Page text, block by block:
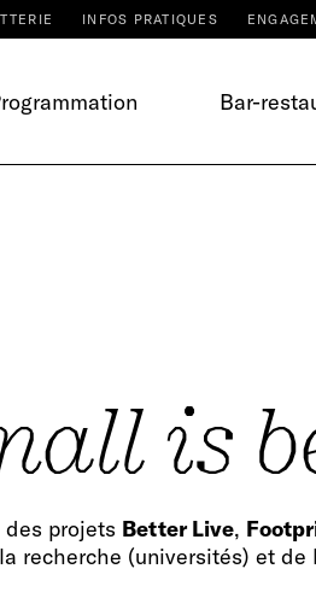
INFOS PRATIQUES
Bar-
is
projets Better Live,
recherche (universités) et de